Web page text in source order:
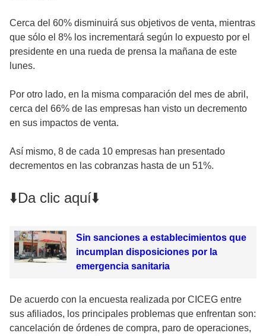
Cerca del 60% disminuirá sus objetivos de venta, mientras
que sólo el 8% los incrementará según lo expuesto por el
presidente en una rueda de prensa la mañana de este
lunes.
Por otro lado, en la misma comparación del mes de abril,
cerca del 66% de las empresas han visto un decremento
en sus impactos de venta.
Así mismo, 8 de cada 10 empresas han presentado
decrementos en las cobranzas hasta de un 51%.
⬇️Da clic aquí⬇️
Sin sanciones a establecimientos que
incumplan disposiciones por la
emergencia sanitaria
De acuerdo con la encuesta realizada por CICEG entre
sus afiliados, los principales problemas que enfrentan son:
cancelación de órdenes de compra, paro de operaciones,